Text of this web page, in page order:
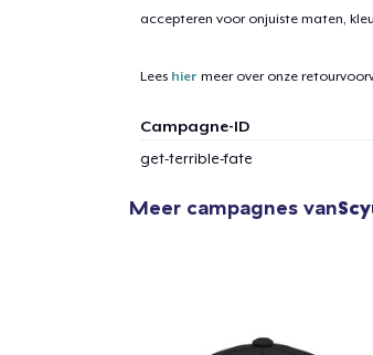
accepteren voor onjuiste maten,
Lees hier meer over onze
Campagne-ID
get-terrible-fate
Meer campagnes van